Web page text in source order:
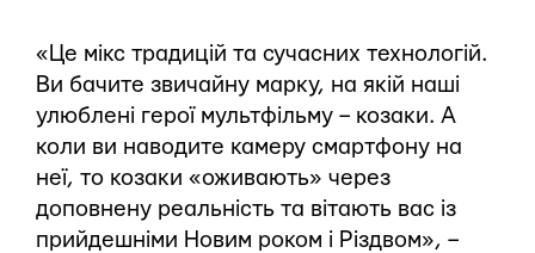
«Це мікс традицій та сучасних технологій.
Ви бачите звичайну марку, на якій наші
улюблені герої мультфільму – козаки. А
коли ви наводите камеру смартфону на
неї, то козаки «оживають» через
доповнену реальність та вітають вас із
прийдешніми Новим роком і Різдвом», –